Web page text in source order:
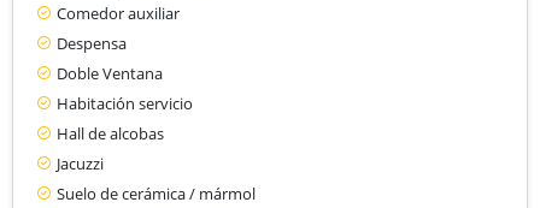
Comedor auxiliar
Despensa
Doble Ventana
Habitación servicio
Hall de alcobas
Jacuzzi
Suelo de cerámica / mármol